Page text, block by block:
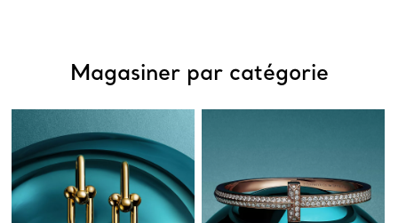
Magasiner par catégorie